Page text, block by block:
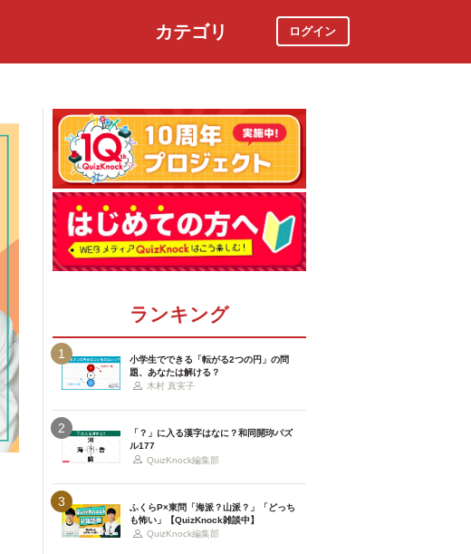
カテゴリ ログイン
ランキング
1
小学生でできる「転がる2つの円」の問
題、あなたは解ける？
木村 真実子
2
「？」に入る漢字はなに？和同開珎パズ
ル177
QuizKnock編集部
3
ふくらP×東問「海派？山派？」「どっち
も怖い」【QuizKnock雑談中】
QuizKnock編集部